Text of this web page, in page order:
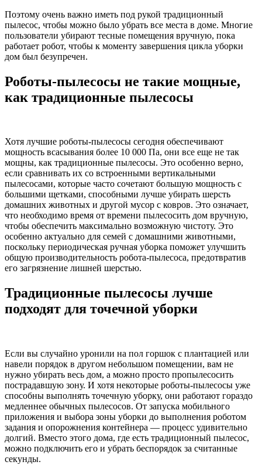
Поэтому очень важно иметь под рукой традиционный
пылесос, чтобы можно было убрать все места в доме. Многие
пользователи убирают тесные помещения вручную, пока
работает робот, чтобы к моменту завершения цикла уборки
дом был безупречен.
Роботы-пылесосы не такие мощные,
как традиционные пылесосы
Хотя лучшие роботы-пылесосы сегодня обеспечивают
мощность всасывания более 10 000 Па, они все еще не так
мощны, как традиционные пылесосы. Это особенно верно,
если сравнивать их со встроенными вертикальными
пылесосами, которые часто сочетают большую мощность с
большими щетками, способными лучше убирать шерсть
домашних животных и другой мусор с ковров. Это означает,
что необходимо время от времени пылесосить дом вручную,
чтобы обеспечить максимально возможную чистоту. Это
особенно актуально для семей с домашними животными,
поскольку периодическая ручная уборка поможет улучшить
общую производительность робота-пылесоса, предотвратив
его загрязнение лишней шерстью.
Традиционные пылесосы лучше
подходят для точечной уборки
Если вы случайно уронили на пол горшок с плантацией или
навели порядок в другом небольшом помещении, вам не
нужно убирать весь дом, а можно просто пропылесосить
пострадавшую зону. И хотя некоторые роботы-пылесосы уже
способны выполнять точечную уборку, они работают гораздо
медленнее обычных пылесосов. От запуска мобильного
приложения и выбора зоны уборки до выполнения роботом
задания и опорожнения контейнера — процесс удивительно
долгий. Вместо этого дома, где есть традиционный пылесос,
можно подключить его и убрать беспорядок за считанные
секунды.